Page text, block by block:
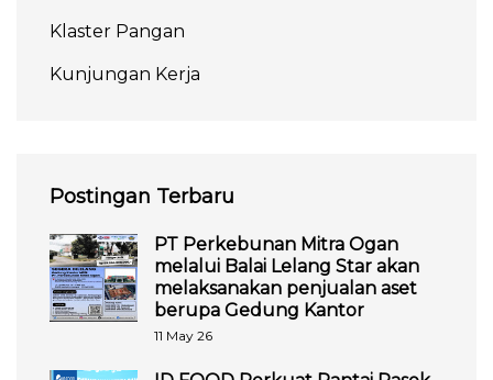
Klaster Pangan
Kunjungan Kerja
Postingan Terbaru
PT Perkebunan Mitra Ogan
melalui Balai Lelang Star akan
melaksanakan penjualan aset
berupa Gedung Kantor
11 May 26